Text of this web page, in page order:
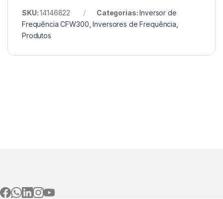
SKU:14146822 Categorias: Inversor de
Frequência CFW300, Inversores de Frequência,
Produtos